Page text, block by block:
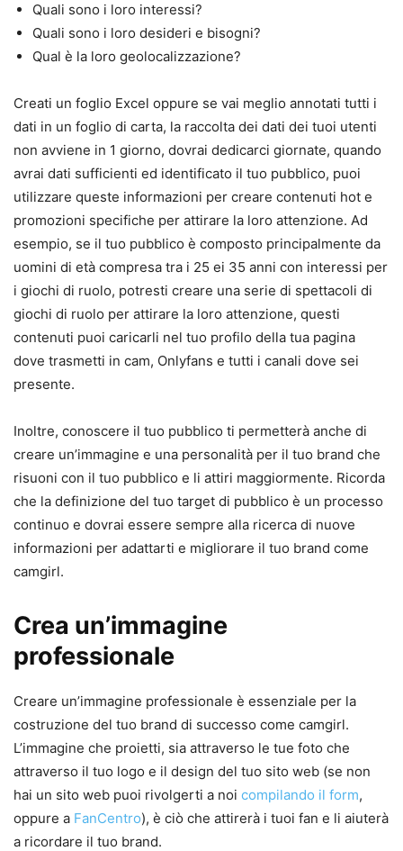
Quali sono i loro interessi?
Quali sono i loro desideri e bisogni?
Qual è la loro geolocalizzazione?
Creati un foglio Excel oppure se vai meglio annotati tutti i
dati in un foglio di carta, la raccolta dei dati dei tuoi utenti
non avviene in 1 giorno, dovrai dedicarci giornate, quando
avrai dati sufficienti ed identificato il tuo pubblico, puoi
utilizzare queste informazioni per creare contenuti hot e
promozioni specifiche per attirare la loro attenzione. Ad
esempio, se il tuo pubblico è composto principalmente da
uomini di età compresa tra i 25 ei 35 anni con interessi per
i giochi di ruolo, potresti creare una serie di spettacoli di
giochi di ruolo per attirare la loro attenzione, questi
contenuti puoi caricarli nel tuo profilo della tua pagina
dove trasmetti in cam, Onlyfans e tutti i canali dove sei
presente.
Inoltre, conoscere il tuo pubblico ti permetterà anche di
creare un’immagine e una personalità per il tuo brand che
risuoni con il tuo pubblico e li attiri maggiormente. Ricorda
che la definizione del tuo target di pubblico è un processo
continuo e dovrai essere sempre alla ricerca di nuove
informazioni per adattarti e migliorare il tuo brand come
camgirl.
Crea un’immagine
professionale
Creare un’immagine professionale è essenziale per la
costruzione del tuo brand di successo come camgirl.
L’immagine che proietti, sia attraverso le tue foto che
attraverso il tuo logo e il design del tuo sito web (se non
hai un sito web puoi rivolgerti a noi compilando il form,
oppure a FanCentro), è ciò che attirerà i tuoi fan e li aiuterà
a ricordare il tuo brand.